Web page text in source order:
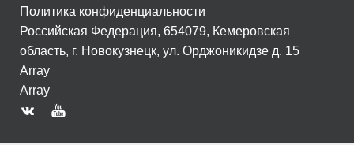
Политика конфиденциальности
Российская Федерация, 654079, Кемеровская
область, г. Новокузнецк, ул. Орджоникидзе д. 15
Array
Array